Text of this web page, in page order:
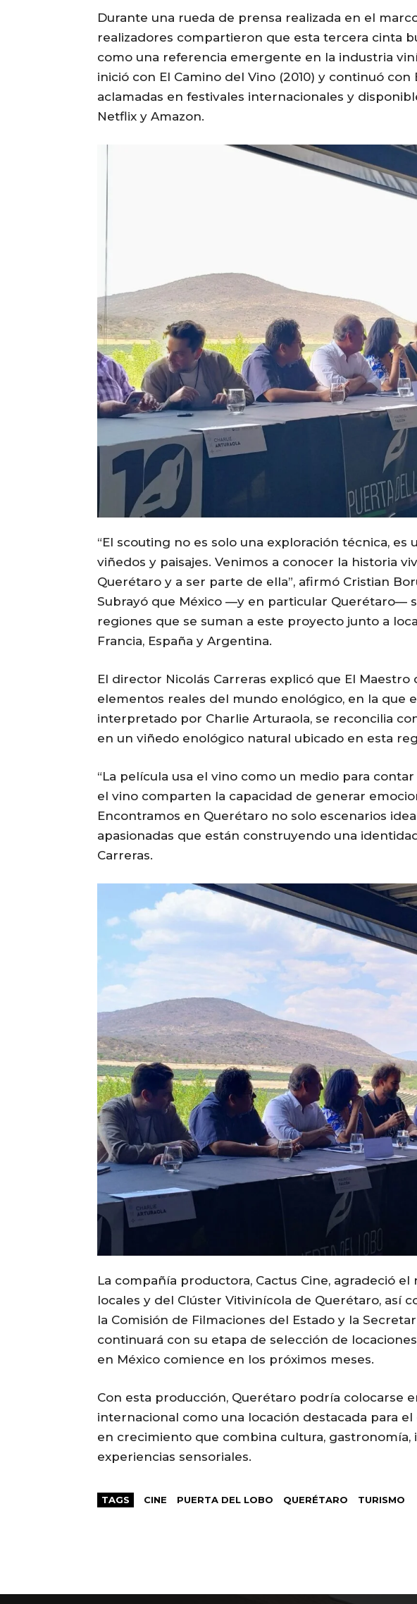
Durante una rueda de prensa realizada en el
realizadores compartieron que esta tercera cinta
como una referencia emergente en la industria
inició con El Camino del Vino (2010) y continuó con
aclamadas en festivales internacionales y
Netflix y Amazon.
“El scouting no es solo una exploración técnica, es
viñedos y paisajes. Venimos a conocer la historia
Querétaro y a ser parte de ella”, afirmó Cristian
Subrayó que México —y en particular Querétaro—
regiones que se suman a este proyecto junto a
Francia, España y Argentina.
El director Nicolás Carreras explicó que El
elementos reales del mundo enológico, en la que
interpretado por Charlie Arturaola, se reconcilia
en un viñedo enológico natural ubicado en esta
“La película usa el vino como un medio para
el vino comparten la capacidad de generar
Encontramos en Querétaro no solo escenarios
apasionadas que están construyendo una
Carreras.
La compañía productora, Cactus Cine, agradeció
locales y del Clúster Vitivinícola de Querétaro, así
la Comisión de Filmaciones del Estado y la
continuará con su etapa de selección de
en México comience en los próximos meses.
Con esta producción, Querétaro podría colocarse
internacional como una locación destacada para
en crecimiento que combina cultura,
experiencias sensoriales.
TAGS CINE PUERTA DEL LOBO QUERÉTARO TURISMO